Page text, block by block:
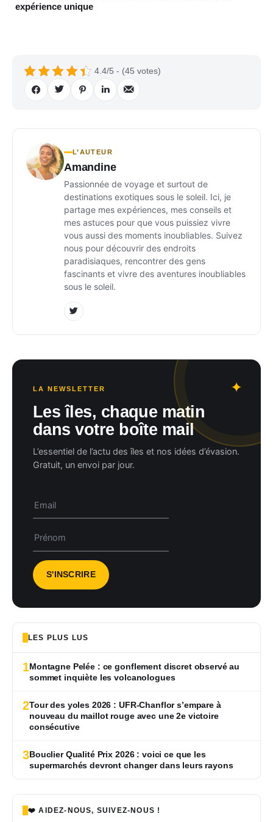
expérience unique
4.4/5 - (45 votes)
L’AUTEUR
Amandine
Passionnée de voyage et surtout de
destinations exotiques sous le soleil. Ici, je
partage mes expériences, mes conseils et
mes astuces pour que vous puissiez vivre
vous aussi des moments inoubliables. Suivez
nous pour découvrir des endroits
paradisiaques, rencontrer des gens
fascinants et vivre des aventures inoubliables
sous le soleil.
LA NEWSLETTER
Les îles, chaque matin
dans votre boîte mail
L’essentiel de l’actu des îles et nos idées d’évasion.
Gratuit, un envoi par jour.
LES PLUS LUS
1Montagne Pelée : ce gonflement discret observé au
sommet inquiète les volcanologues
2Tour des yoles 2026 : UFR-Chanflor s’empare à
nouveau du maillot rouge avec une 2e victoire
consécutive
3Bouclier Qualité Prix 2026 : voici ce que les
supermarchés devront changer dans leurs rayons
❤️ AIDEZ-NOUS, SUIVEZ-NOUS !